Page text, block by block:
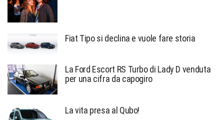
Fiat Tipo si declina e vuole fare storia
La Ford Escort RS Turbo di Lady D venduta
per una cifra da capogiro
La vita presa al Qubo!